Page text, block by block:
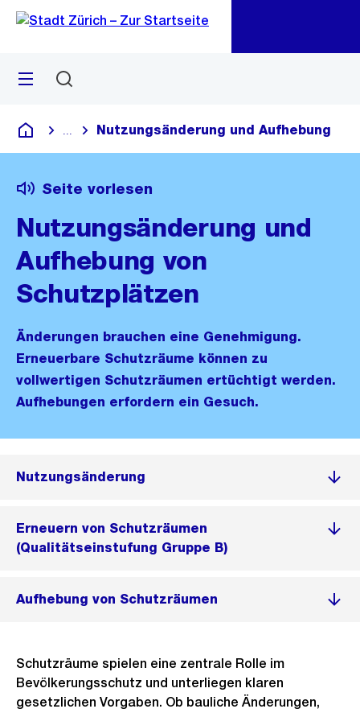
Navigation
Sprunglink
Menü
Deutsch
Blende alle Breadcrumbs ein
Nutzungsänderung und Aufhebung
Seite vorlesen
Nutzungsänderung und
Aufhebung von
Schutzplätzen
Änderungen brauchen eine Genehmigung.
Erneuerbare Schutzräume können zu
vollwertigen Schutzräumen ertüchtigt werden.
Aufhebungen erfordern ein Gesuch.
Nutzungsänderung
Erneuern von Schutzräumen
(Qualitätseinstufung Gruppe B)
Aufhebung von Schutzräumen
Schutzräume spielen eine zentrale Rolle im
Bevölkerungsschutz und unterliegen klaren
gesetzlichen Vorgaben. Ob bauliche Änderungen,